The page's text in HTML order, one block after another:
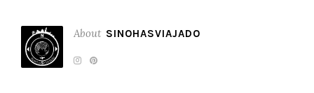
About SINOHASVIAJADO